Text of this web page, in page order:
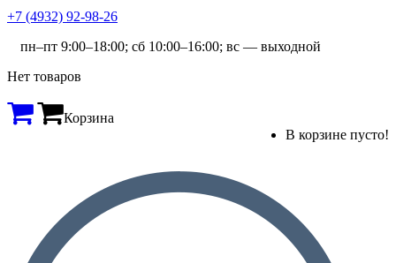
+7 (4932) 92-98-26
пн–пт 9:00–18:00; сб 10:00–16:00; вс — выходной
Нет товаров
Корзина
В корзине пусто!